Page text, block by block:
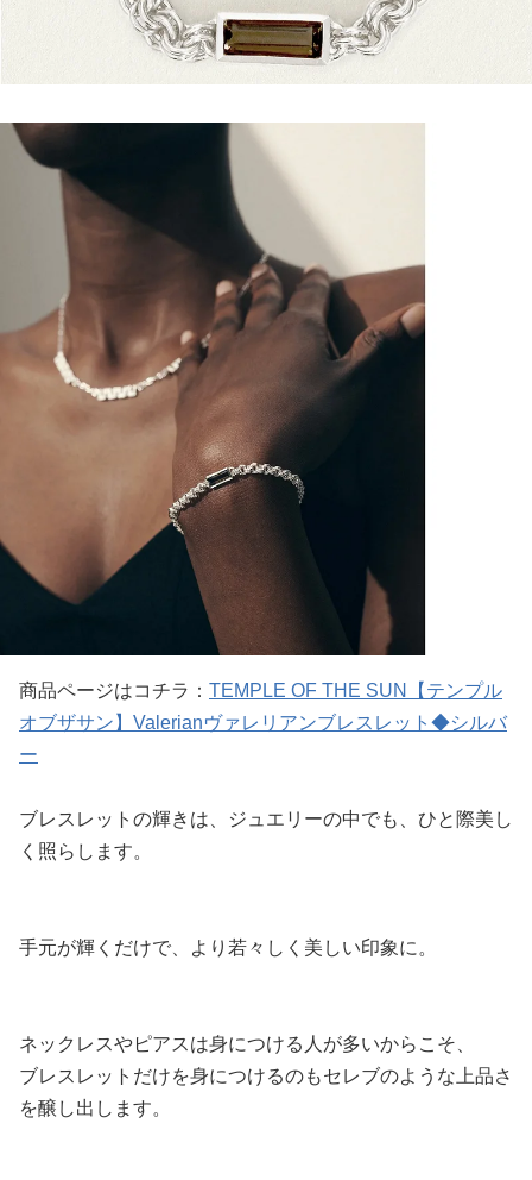
商品ページはコチラ： TEMPLE OF THE SUN【テンプル
オブザサン】Valerianヴァレリアンブレスレット◆シルバ
ー
ブレスレットの輝きは、ジュエリーの中でも、ひと際美し
く照らします。
手元が輝くだけで、より若々しく美しい印象に。
ネックレスやピアスは身につける人が多いからこそ、
ブレスレットだけを身につけるのもセレブのような上品さ
を醸し出します。